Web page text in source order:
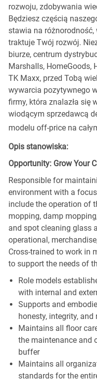
rozwoju, zdobywania
Będziesz częścią
stawia na różnorodność,
traktuje Twój rozwój.
biurze, centrum
Marshalls, HomeGoods,
TK Maxx, przed Tobą
wywarcia pozytywnego
firmy, która znalazła się
wiodącym sprzedawcą
modelu off-price na
Opis stanowiska:
Opportunity: Grow Your
Responsible for
environment with a
include the operation of
mopping, damp
and spot cleaning glass
operational,
Cross-trained to work in
to support the needs of
Role models
with internal and
Supports and
honesty, integrity, and
Maintains all floor
the maintenance and
buffer
Maintains all
standards for the